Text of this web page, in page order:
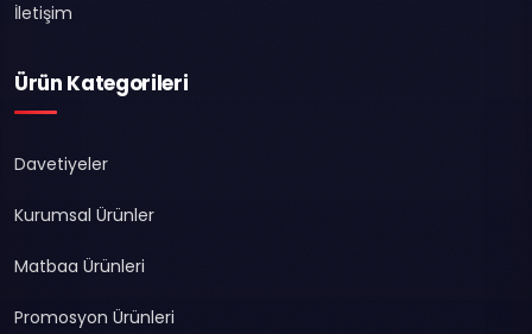
İletişim
Ürün Kategorileri
Davetiyeler
Kurumsal Ürünler
Matbaa Ürünleri
Promosyon Ürünleri